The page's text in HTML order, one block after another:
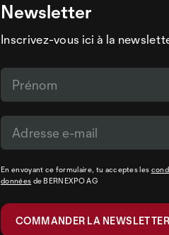
Newsletter
Inscrivez-vous ici à la
En envoyant ce formulaire, tu acceptes les
données de BERNEXPO AG